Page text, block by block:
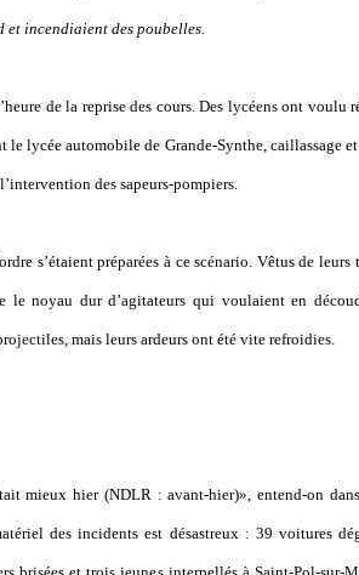
et incendiaient des poubelles.
’heure de la reprise des cours. Des lycéens ont voulu
le lycée automobile de Grande-Synthe, caillassage
’intervention des sapeurs-pompiers.
ordre s’étaient préparées à ce scénario. Vêtus de
le noyau dur d’agitateurs qui voulaient en
mais leurs ardeurs ont été vite refroidies.
mieux hier (NDLR : avant-hier)», entend-on
des incidents est désastreux : 39 voitures